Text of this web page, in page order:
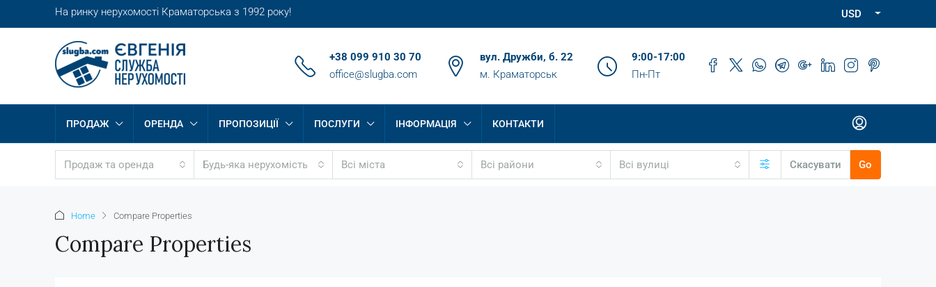
На ринку нерухомості Краматорська з 1992 року! USD
+38 099 910 30 70
office@slugba.com
вул. Дружби, б. 22
м. Краматорськ
9:00-17:00
Пн-Пт
ПРОДАЖ ОРЕНДА ПРОПОЗИЦІЇ ПОСЛУГИ ІНФОРМАЦІЯ КОНТАКТИ
Продаж та оренда Будь-яка нерухомість Всі міста Всі райони Всі вулиці Скасувати Go
Home Compare Properties
Compare Properties